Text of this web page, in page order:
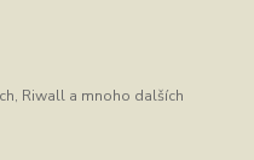
Riwall a mnoho dalších